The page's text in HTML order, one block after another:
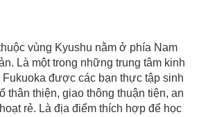
vùng Kyushu nằm ở phía Nam
Là một trong những trung tâm kinh
Fukuoka được các bạn thực tập sinh
thân thiện, giao thông thuận tiện, an
rẻ. Là địa điểm thích hợp để học